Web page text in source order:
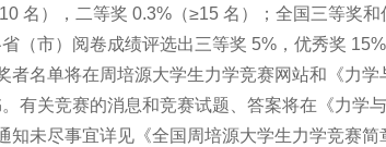
名），二等奖 0.3%（≥15 名）；全国三等奖
（市）阅卷成绩评选出三等奖 5%，优秀奖 15%
者名单将在周培源大学生力学竞赛网站和《力
有关竞赛的消息和竞赛试题、答案将在《力学
知未尽事宜详见《全国周培源大学生力学竞赛简